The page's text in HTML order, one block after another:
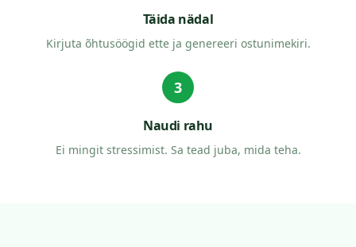
Täida nädal
Kirjuta õhtusöögid ette ja genereeri ostunimekiri.
3
Naudi rahu
Ei mingit stressimist. Sa tead juba, mida teha.